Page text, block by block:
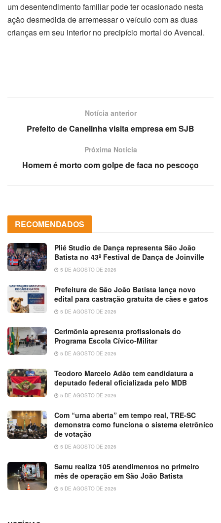
um desentendimento familiar pode ter ocasionado nesta
ação desmedida de arremessar o veículo com as duas
crianças em seu interior no precipício mortal do Avencal.
Notícia anterior
Prefeito de Canelinha visita empresa em SJB
Próxima Notícia
Homem é morto com golpe de faca no pescoço
RECOMENDADOS
Plié Studio de Dança representa São João
Batista no 43º Festival de Dança de Joinville
5 DE AGOSTO DE 2026
Prefeitura de São João Batista lança novo
edital para castração gratuita de cães e gatos
5 DE AGOSTO DE 2026
Cerimônia apresenta profissionais do
Programa Escola Cívico-Militar
5 DE AGOSTO DE 2026
Teodoro Marcelo Adão tem candidatura a
deputado federal oficializada pelo MDB
5 DE AGOSTO DE 2026
Com “urna aberta” em tempo real, TRE-SC
demonstra como funciona o sistema eletrônico
de votação
5 DE AGOSTO DE 2026
Samu realiza 105 atendimentos no primeiro
mês de operação em São João Batista
5 DE AGOSTO DE 2026